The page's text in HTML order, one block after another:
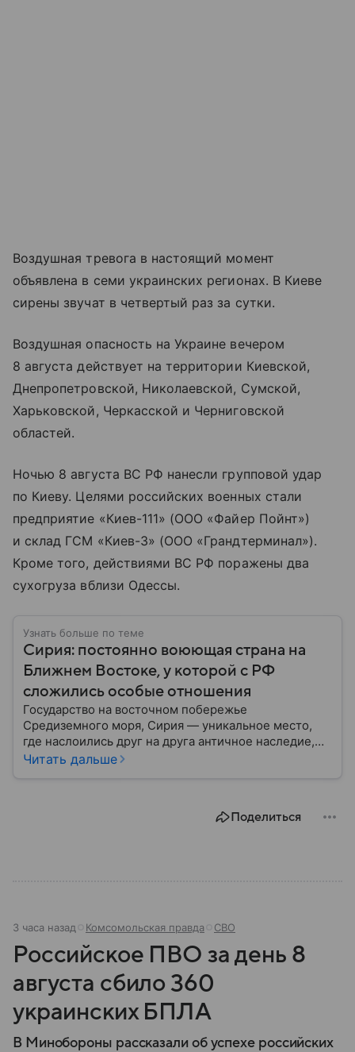
Воздушная тревога в настоящий момент
объявлена в семи украинских регионах. В Киеве
сирены звучат в четвертый раз за сутки.
Воздушная опасность на Украине вечером
8 августа действует на территории Киевской,
Днепропетровской, Николаевской, Сумской,
Харьковской, Черкасской и Черниговской
областей.
Ночью 8 августа ВС РФ нанесли групповой удар
по Киеву. Целями российских военных стали
предприятие «Киев-111» (ООО «Файер Пойнт»)
и склад ГСМ «Киев-3» (ООО «Грандтерминал»).
Кроме того, действиями ВС РФ поражены два
сухогруза вблизи Одессы.
Узнать больше по теме
Сирия: постоянно воюющая страна на
Ближнем Востоке, у которой с РФ
сложились особые отношения
Государство на восточном побережье
Средиземного моря, Сирия — уникальное место,
где наслоились друг на друга античное наследие,
османская история и современная
Читать дальше
Поделиться
3 часа назад Комсомольская правда СВО
Российское ПВО за день 8
августа сбило 360
украинских БПЛА
В Минобороны рассказали об успехе российских